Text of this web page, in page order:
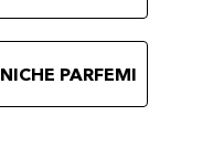
NICHE PARFEMI